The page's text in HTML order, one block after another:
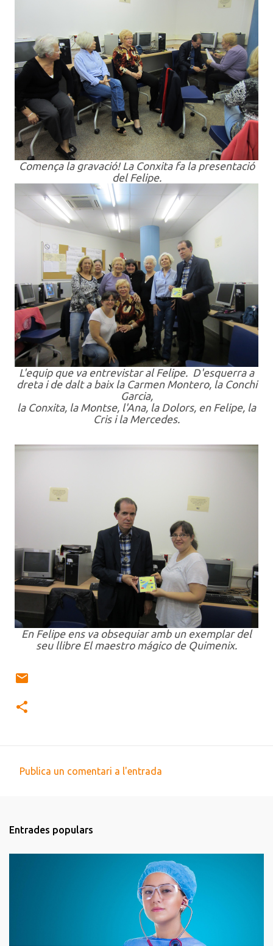
Comença la gravació! La Conxita fa la presentació
del Felipe.
L'equip que va entrevistar al Felipe. D'esquerra a
dreta i de dalt a baix la Carmen Montero, la Conchi
Garcia,
la Conxita, la Montse, l'Ana, la Dolors, en Felipe, la
Cris i la Mercedes.
En Felipe ens va obsequiar amb un exemplar del
seu llibre El maestro mágico de Quimenix.
e
n
Publica un comentari a l'entrada
Entrades populars